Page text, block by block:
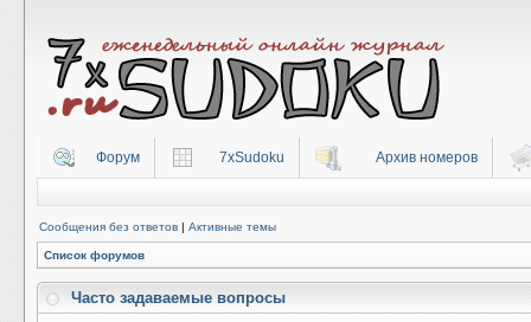
Форум 7xSudoku Архив номеров
Сообщения без ответов | Активные темы
Список форумов
Часто задаваемые вопросы